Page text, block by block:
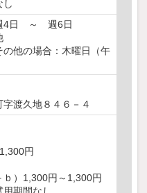
し
4日 ～ 週6日
他の場合：木曜日（午
渡久地８４６－４
円
）1,300円～1,300円